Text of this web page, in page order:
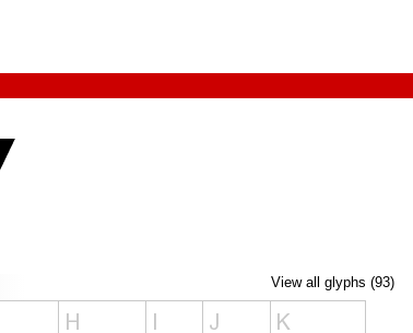
View all glyphs (93)